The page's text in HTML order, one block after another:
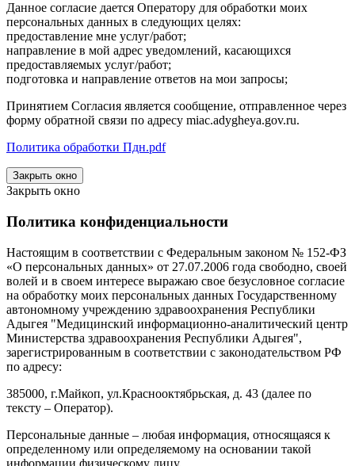
Данное согласие дается Оператору для обработки моих
персональных данных в следующих целях:
предоставление мне услуг/работ;
направление в мой адрес уведомлений, касающихся
предоставляемых услуг/работ;
подготовка и направление ответов на мои запросы;
Принятием Согласия является сообщение, отправленное через
форму обратной связи по адресу miac.adygheya.gov.ru.
Политика обработки Пдн.pdf
Закрыть окно
Закрыть окно
Политика конфиденциальности
Настоящим в соответствии с Федеральным законом № 152-ФЗ
«О персональных данных» от 27.07.2006 года свободно, своей
волей и в своем интересе выражаю свое безусловное согласие
на обработку моих персональных данных Государственному
автономному учреждению здравоохранения Республики
Адыгея "Медицинский информационно-аналитический центр
Министерства здравоохранения Республики Адыгея",
зарегистрированным в соответствии с законодательством РФ
по адресу:
385000, г.Майкоп, ул.Краснооктябрьская, д. 43 (далее по
тексту – Оператор).
Персональные данные – любая информация, относящаяся к
определенному или определяемому на основании такой
информации физическому лицу.